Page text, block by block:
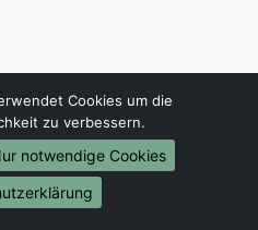
Büroumzug
Laborumzug
Cookies um die
zu verbessern.
notwendige Cookies